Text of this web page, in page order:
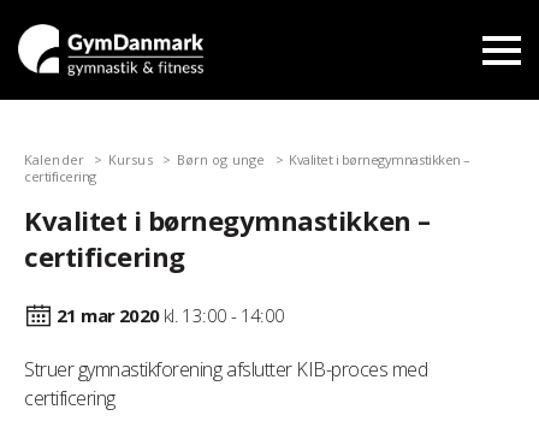
Kalender Kursus Børn og unge
Kvalitet i børnegymnastikken –
certificering
Kvalitet i børnegymnastikken –
certificering
21 mar 2020kl. 13:00 - 14:00
Struer gymnastikforening afslutter KIB-proces med
certificering